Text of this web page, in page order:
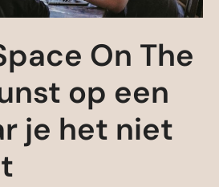
On The
op een
je het niet